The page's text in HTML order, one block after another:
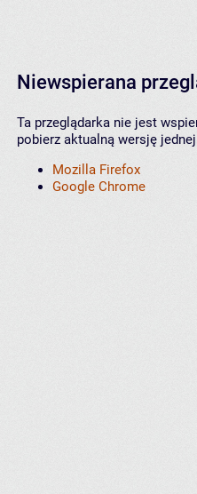
Niewspierana
Ta przeglądarka nie jest
pobierz aktualną wersję
Mozilla Firefox
Google Chrome